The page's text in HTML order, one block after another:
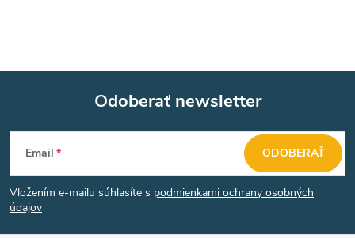
Z
á
p
Odoberať newsletter
Email
Vložením e-mailu súhlasíte s podmienkami ochrany osobných
údajov
ODOBERAŤ